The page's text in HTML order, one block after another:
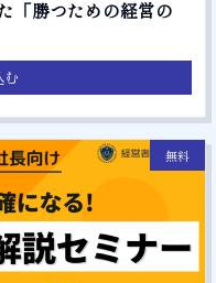
「勝つための経営の
む
無料